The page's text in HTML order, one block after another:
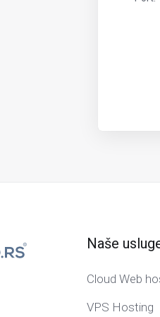
Naše
Cloud Web
VPS Hosting